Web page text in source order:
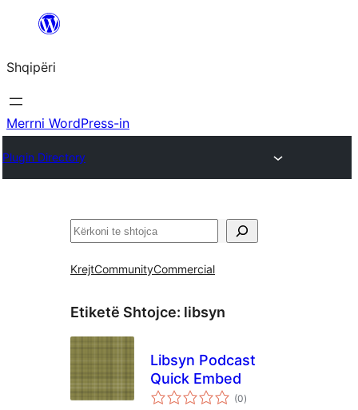
Hidhu
lënda
Shqipëri
Merrni WordPress-in
Plugin Directory
Kërko
KrejtCommunityCommercial
Etiketë Shtojce: libsyn
Libsyn Podcast
Quick Embed
(0vlerësime
gjithsej
)